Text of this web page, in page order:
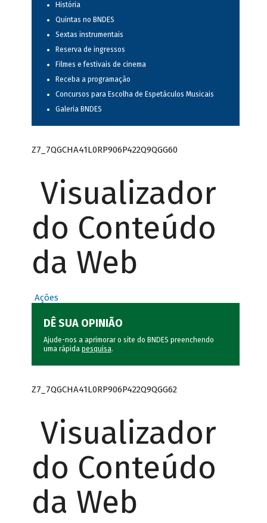
História
Quintas no BNDES
Sextas instrumentais
Reserva de ingressos
Filmes e festivais de cinema
Receba a programação
Concursos para Escolha de Espetáculos Musicais
Galeria BNDES
Z7_7QGCHA41L0RP906P422Q9QGG60
Visualizador
do Conteúdo
da Web
Ações
DÊ SUA OPINIÃO
Ajude-nos a aprimorar o site do BNDES preenchendo
uma rápida pesquisa.
Z7_7QGCHA41L0RP906P422Q9QGG62
Visualizador
do Conteúdo
da Web